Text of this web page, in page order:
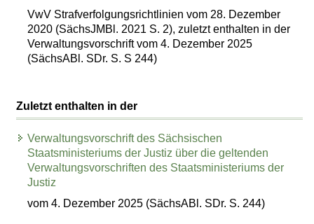
VwV Strafverfolgungsrichtlinien vom 28. Dezember
2020 (SächsJMBl. 2021 S. 2), zuletzt enthalten in der
Verwaltungsvorschrift vom 4. Dezember 2025
(SächsABl. SDr. S. S 244)
Zuletzt enthalten in der
Verwaltungsvorschrift des Sächsischen
Staatsministeriums der Justiz über die geltenden
Verwaltungsvorschriften des Staatsministeriums der
Justiz
vom 4. Dezember 2025 (SächsABl. SDr. S. 244)